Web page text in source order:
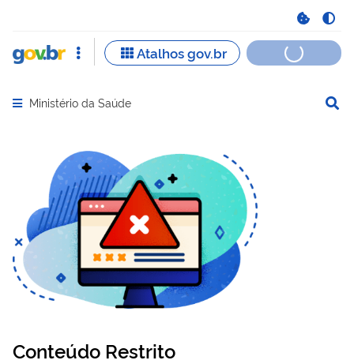
Abrir menu principal de navegação
Ministério da Saúde
Conteúdo Restrito